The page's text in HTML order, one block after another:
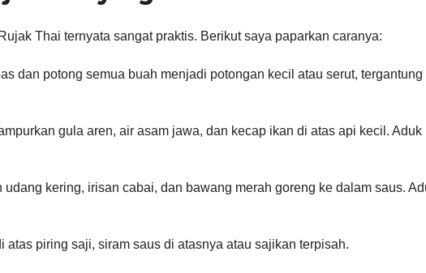
Thai ternyata sangat praktis. Berikut saya paparkan caranya:
dan potong semua buah menjadi potongan kecil atau serut, tergantung
gula aren, air asam jawa, dan kecap ikan di atas api kecil. Aduk
udang kering, irisan cabai, dan bawang merah goreng ke dalam saus.
atas piring saji, siram saus di atasnya atau sajikan terpisah.